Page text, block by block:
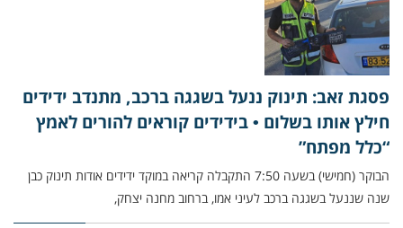
פסגת זאב: תינוק ננעל בשגגה ברכב, מתנדב ידידים
חילץ אותו בשלום • בידידים קוראים להורים לאמץ
“כלל מפתח”
הבוקר (חמישי) בשעה 7:50 התקבלה קריאה במוקד ידידים אודות תינוק כבן
שנה שננעל בשגגה ברכב לעיני אמו, ברחוב מחנה יצחק,